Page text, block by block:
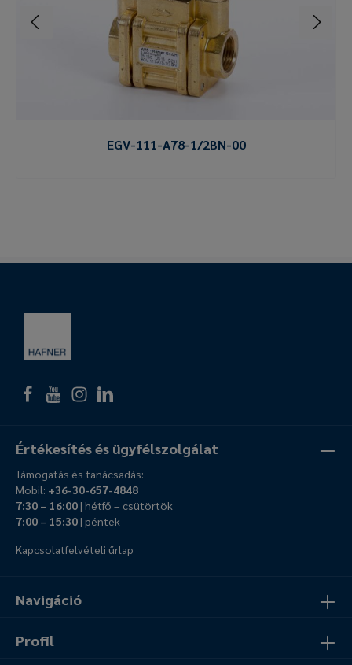
EGV-111-A78-1/2BN-00
Navigáció
Profil
Értékesítés és ügyfélszolgálat
Támogatás és tanácsadás:
Mobil: +36-30-657-4848
7:30 – 16:00| hétfő – csütörtök
7:00 – 15:30| péntek
Kapcsolatfelvételi űrlap